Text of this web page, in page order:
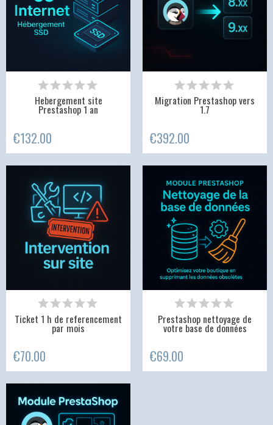
Hebergement site
Prestashop 1 an
€132.00
Migration Prestashop vers
1.7
€392.00
Ticket 1 h de referencement
par mois
€70.00
Prestashop nettoyage de
votre base de données
€69.00